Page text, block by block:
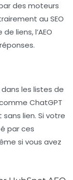
des moteurs
au SEO
liens, l’AEO
dans les listes de
ChatGPT
lien. Si votre
par ces
si vous avez